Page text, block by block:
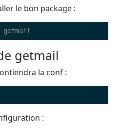
le bon package :
getmail
la conf :
: